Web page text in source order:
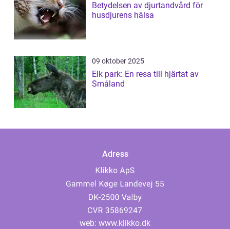
Betydelsen av djurtandvård för
husdjurens hälsa
09 oktober 2025
Elk park: En resa till hjärtat av
Småland
Adress
web: www.klikko.dk